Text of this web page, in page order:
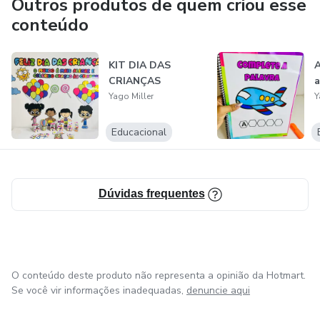
Outros produtos de quem criou esse
conteúdo
KIT DIA DAS
CRIANÇAS
Yago Miller
Educacional
Dúvidas frequentes
O conteúdo deste produto não representa a opinião da Hotmart.
Se você vir informações inadequadas, denuncie aqui